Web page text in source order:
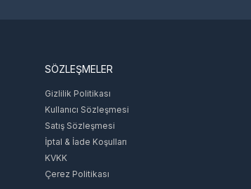
SÖZLEŞMELER
Gizlilik Politikası
Kullanıcı Sözleşmesi
Satış Sözleşmesi
İptal & İade Koşulları
KVKK
Çerez Politikası